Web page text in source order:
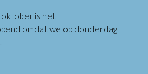
oktober is het
omdat we op donderdag